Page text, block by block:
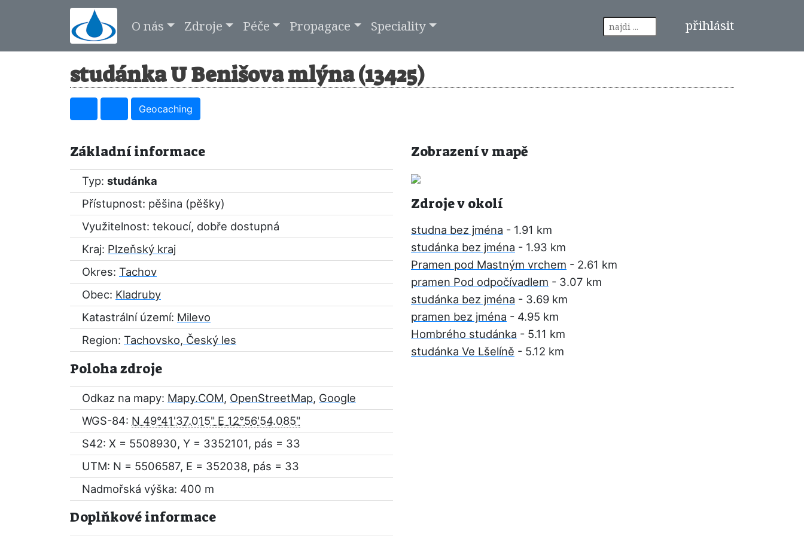
O nás Zdroje Péče Propagace Speciality přihlásit
studánka U Benišova mlýna (13425)
Geocaching
Základní informace
Typ: studánka
Přístupnost: pěšina (pěšky)
Využitelnost: tekoucí, dobře dostupná
Kraj: Plzeňský kraj
Okres: Tachov
Obec: Kladruby
Katastrální území: Milevo
Region: Tachovsko, Český les
Poloha zdroje
Odkaz na mapy: Mapy.COM, OpenStreetMap, Google
WGS-84: N 49°41'37.015" E 12°56'54.085"
S42: X = 5508930, Y = 3352101, pás = 33
UTM: N = 5506587, E = 352038, pás = 33
Nadmořská výška: 400 m
Doplňkové informace
Zobrazení v mapě
Zdroje v okolí
studna bez jména - 1.91 km
studánka bez jména - 1.93 km
Pramen pod Mastným vrchem - 2.61 km
pramen Pod odpočívadlem - 3.07 km
studánka bez jména - 3.69 km
pramen bez jména - 4.95 km
Hombrého studánka - 5.11 km
studánka Ve Lšelíně - 5.12 km